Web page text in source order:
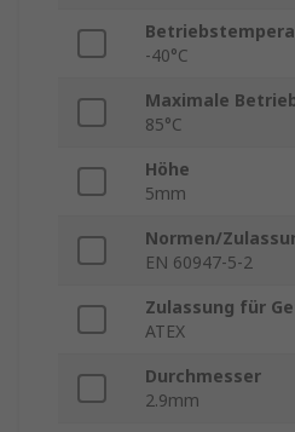
-40°C
Maximale
85°C
Höhe
5mm
Normen/
EN 60947-5-2
Zulassung für
ATEX
Durchmesser
2.9mm